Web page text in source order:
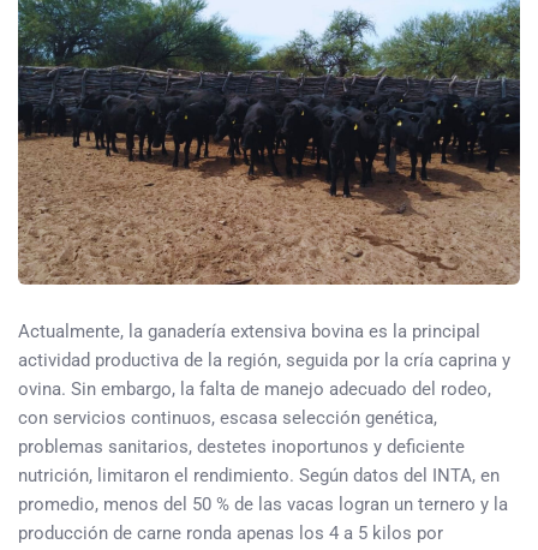
Actualmente, la ganadería extensiva bovina es la principal
actividad productiva de la región, seguida por la cría caprina y
ovina. Sin embargo, la falta de manejo adecuado del rodeo,
con servicios continuos, escasa selección genética,
problemas sanitarios, destetes inoportunos y deficiente
nutrición, limitaron el rendimiento. Según datos del INTA, en
promedio, menos del 50 % de las vacas logran un ternero y la
producción de carne ronda apenas los 4 a 5 kilos por